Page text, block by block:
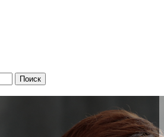
Поиск